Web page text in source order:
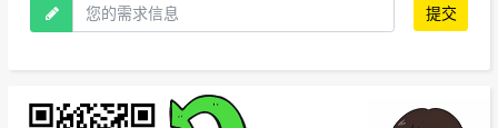
提交